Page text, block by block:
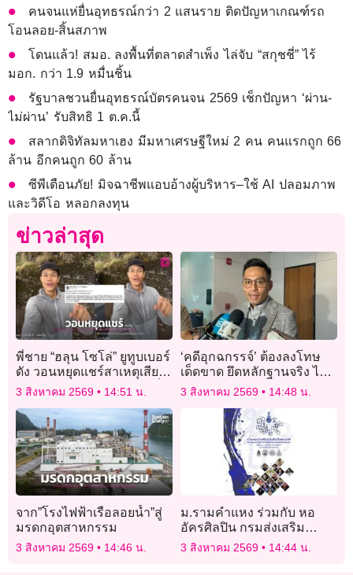
คนจนแห่ยื่นอุทธรณ์กว่า 2 แสนราย ติดปัญหาเกณฑ์รถ
โอนลอย-สิ้นสภาพ
โดนแล้ว! สมอ. ลงพื้นที่ตลาดสำเพ็ง ไล่จับ “สกุชชี่” ไร้
มอก. กว่า 1.9 หมื่นชิ้น
รัฐบาลชวนยื่นอุทธรณ์บัตรคนจน 2569 เช็กปัญหา ‘ผ่าน-
ไม่ผ่าน’ รับสิทธิ 1 ต.ค.นี้
สลากดิจิทัลมหาเฮง มีมหาเศรษฐีใหม่ 2 คน คนแรกถูก 66
ล้าน อีกคนถูก 60 ล้าน
ซีพีเตือนภัย! มิจฉาชีพแอบอ้างผู้บริหาร–ใช้ AI ปลอมภาพ
และวิดีโอ หลอกลงทุน
ข่าวล่าสุด
พี่ชาย “ฮลุน โซโล่” ยูทูบเบอร์
ดัง วอนหยุดแชร์สาเหตุเสีย
ชีวิต! แจงยังรอผลชันสูตรเป็น
3 สิงหาคม 2569 14:51 น.
‘คดีอุกฉกรรจ์’ ต้องลงโทษ
เด็ดขาด ยึดหลักฐานจริง ไม่
ทำตาม ‘ความสะใจสังคม’
3 สิงหาคม 2569 14:48 น.
จาก”โรงไฟฟ้าเรือลอยน้ำ”สู่
มรดกอุตสาหกรรม
3 สิงหาคม 2569 14:46 น.
ม.รามคำแหง ร่วมกับ หอ
อัครศิลปิน กรมส่งเสริม
วัฒนธรรม สืบสานงานศิลป์
3 สิงหาคม 2569 14:44 น.